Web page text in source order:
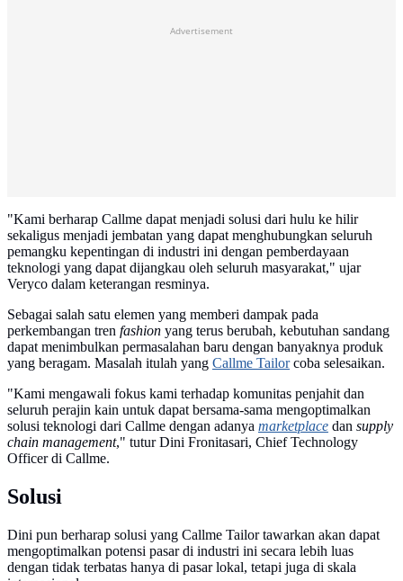
Advertisement
"Kami berharap Callme dapat menjadi solusi dari hulu ke hilir
sekaligus menjadi jembatan yang dapat menghubungkan seluruh
pemangku kepentingan di industri ini dengan pemberdayaan
teknologi yang dapat dijangkau oleh seluruh masyarakat," ujar
Veryco dalam keterangan resminya.
Sebagai salah satu elemen yang memberi dampak pada
perkembangan tren fashion yang terus berubah, kebutuhan sandang
dapat menimbulkan permasalahan baru dengan banyaknya produk
yang beragam. Masalah itulah yang Callme Tailorcoba selesaikan.
"Kami mengawali fokus kami terhadap komunitas penjahit dan
seluruh perajin kain untuk dapat bersama-sama mengoptimalkan
solusi teknologi dari Callme dengan adanya marketplace dan supply
chain management," tutur Dini Fronitasari, Chief Technology
Officer di Callme.
Solusi
Dini pun berharap solusi yang Callme Tailor tawarkan akan dapat
mengoptimalkan potensi pasar di industri ini secara lebih luas
dengan tidak terbatas hanya di pasar lokal, tetapi juga di skala